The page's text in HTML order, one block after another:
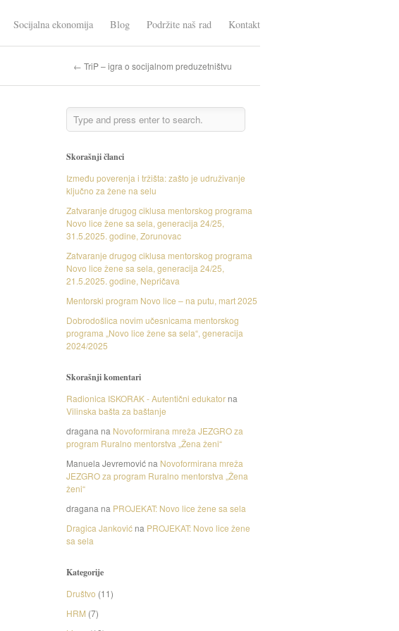
Socijalna ekonomija Blog Podržite naš rad Kontakt
← TriP – igra o socijalnom preduzetništvu
Skorašnji članci
Između poverenja i tržišta: zašto je udruživanje
ključno za žene na selu
Zatvaranje drugog ciklusa mentorskog programa
Novo lice žene sa sela, generacija 24/25,
31.5.2025. godine, Zorunovac
Zatvaranje drugog ciklusa mentorskog programa
Novo lice žene sa sela, generacija 24/25,
21.5.2025. godine, Nepričava
Mentorski program Novo lice – na putu, mart 2025
Dobrodošlica novim učesnicama mentorskog
programa „Novo lice žene sa sela“, generacija
2024/2025
Skorašnji komentari
Radionica ISKORAK - Autentični edukator na
Vilinska bašta za baštanje
dragana na Novoformirana mreža JEZGRO za
program Ruralno mentorstva „Žena ženi“
Manuela Jevremović na Novoformirana mreža
JEZGRO za program Ruralno mentorstva „Žena
ženi“
dragana na PROJEKAT: Novo lice žene sa sela
Dragica Janković na PROJEKAT: Novo lice žene
sa sela
Kategorije
Društvo (11)
HRM (7)